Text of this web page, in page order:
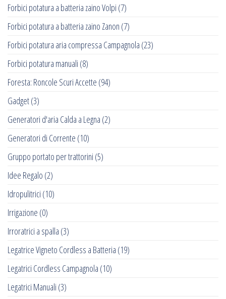
Forbici potatura a batteria zaino Volpi (7)
Forbici potatura a batteria zaino Zanon (7)
Forbici potatura aria compressa Campagnola (23)
Forbici potatura manuali (8)
Foresta: Roncole Scuri Accette (94)
Gadget(3)
Generatori d'aria Calda a Legna (2)
Generatori di Corrente (10)
Gruppo portato per trattorini (5)
Idee Regalo (2)
Idropulitrici (10)
Irrigazione (0)
Irroratrici a spalla (3)
Legatrice Vigneto Cordless a Batteria (19)
Legatrici Cordless Campagnola (10)
Legatrici Manuali (3)